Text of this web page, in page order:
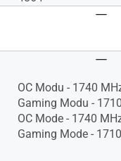
OC Modu - 1740
Gaming Modu -
OC Mode - 1740
Gaming Mode -